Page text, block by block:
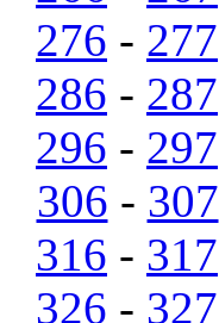
276 - 277
286 - 287
296 - 297
306 - 307
316 - 317
326 - 327